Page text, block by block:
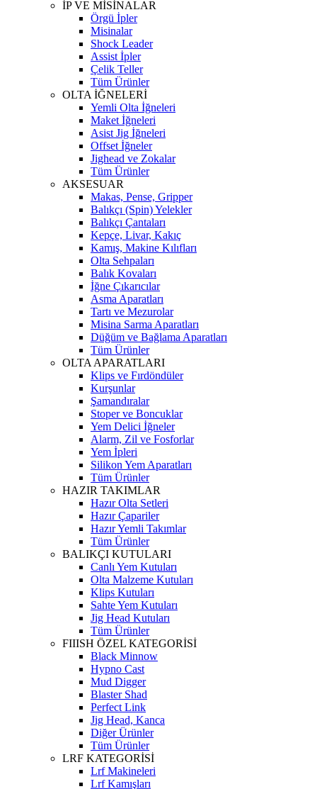
İP VE MİSİNALAR
Örgü İpler
Misinalar
Shock Leader
Assist İpler
Çelik Teller
Tüm Ürünler
OLTA İĞNELERİ
Yemli Olta İğneleri
Maket İğneleri
Asist Jig İğneleri
Offset İğneler
Jighead ve Zokalar
Tüm Ürünler
AKSESUAR
Makas, Pense, Gripper
Balıkçı (Spin) Yelekler
Balıkçı Çantaları
Kepçe, Livar, Kakıç
Kamış, Makine Kılıfları
Olta Sehpaları
Balık Kovaları
İğne Çıkarıcılar
Asma Aparatları
Tartı ve Mezurolar
Misina Sarma Aparatları
Düğüm ve Bağlama Aparatları
Tüm Ürünler
OLTA APARATLARI
Klips ve Fırdöndüler
Kurşunlar
Şamandıralar
Stoper ve Boncuklar
Yem Delici İğneler
Alarm, Zil ve Fosforlar
Yem İpleri
Silikon Yem Aparatları
Tüm Ürünler
HAZIR TAKIMLAR
Hazır Olta Setleri
Hazır Çapariler
Hazır Yemli Takımlar
Tüm Ürünler
BALIKÇI KUTULARI
Canlı Yem Kutuları
Olta Malzeme Kutuları
Klips Kutuları
Sahte Yem Kutuları
Jig Head Kutuları
Tüm Ürünler
FIIISH ÖZEL KATEGORİSİ
Black Minnow
Hypno Cast
Mud Digger
Blaster Shad
Perfect Link
Jig Head, Kanca
Diğer Ürünler
Tüm Ürünler
LRF KATEGORİSİ
Lrf Makineleri
Lrf Kamışları